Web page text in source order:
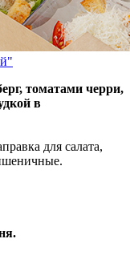
томатами черри,
в
для салата,